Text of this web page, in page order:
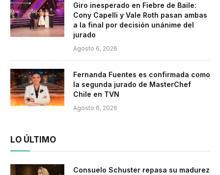
Giro inesperado en Fiebre de Baile:
Cony Capelli y Vale Roth pasan ambas
a la final por decisión unánime del
jurado
Agosto 6, 2026
Fernanda Fuentes es confirmada como
la segunda jurado de MasterChef
Chile en TVN
Agosto 6, 2026
LO ÚLTIMO
Consuelo Schuster repasa su madurez